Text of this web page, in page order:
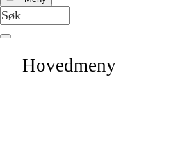
Hovedmeny